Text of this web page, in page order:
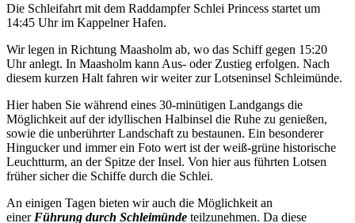
Die Schleifahrt mit dem Raddampfer Schlei Princess startet um
14:45 Uhr im Kappelner Hafen.
Wir legen in Richtung Maasholm ab, wo das Schiff gegen 15:20
Uhr anlegt. In Maasholm kann Aus- oder Zustieg erfolgen. Nach
diesem kurzen Halt fahren wir weiter zur Lotseninsel Schleimünde.
Hier haben Sie während eines 30-minütigen Landgangs die
Möglichkeit auf der idyllischen Halbinsel die Ruhe zu genießen,
sowie die unberührter Landschaft zu bestaunen. Ein besonderer
Hingucker und immer ein Foto wert ist der weiß-grüne historische
Leuchtturm, an der Spitze der Insel. Von hier aus führten Lotsen
früher sicher die Schiffe durch die Schlei.
An einigen Tagen bieten wir auch die Möglichkeit an
einer Führung durch Schleimünde teilzunehmen. Da diese